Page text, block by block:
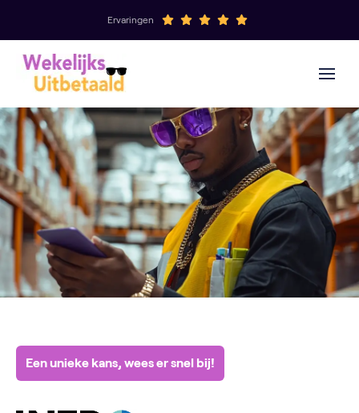
Ervaringen
Een unieke kans, wees er snel bij!